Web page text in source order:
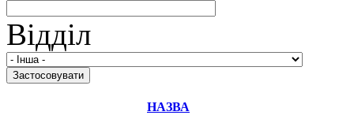
Відділ
НАЗВА